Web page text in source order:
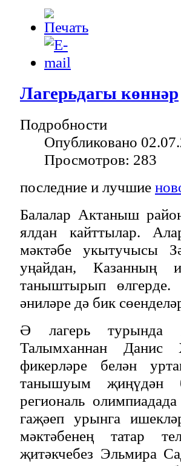
Лагерьдагы көннәр
Подробности
Опубликовано
Просмотров: 283
последние и лучшие
Балалар Актаныш
ялдан кайттылар.
мәктәбе укытучысы
уңайдан, Казанның
таныштырып
әниләре дә бик
Ә лагерь турында
Талымханнан Данис
фикерләре белән
танышуым җиңүдән
региональ
гаҗәеп урынга
мәктәбенең татар
җитәкчебез Эльмира